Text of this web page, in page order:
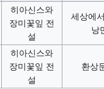
히아신스와
장미꽃잎 전
설
세상에
낭
히아신스와
장미꽃잎 전
설
환상